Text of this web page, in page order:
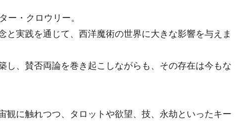
ー・クロウリー。
と実践を通じて、西洋魔術の世界に大きな影響を与えま
し、賛否両論を巻き起こしながらも、その存在は今もな
観に触れつつ、タロットや欲望、技、永劫といったキー